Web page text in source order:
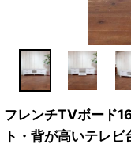
フレンチTVボー
ト・背が高いテレビ